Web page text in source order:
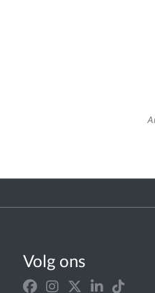
Volg ons